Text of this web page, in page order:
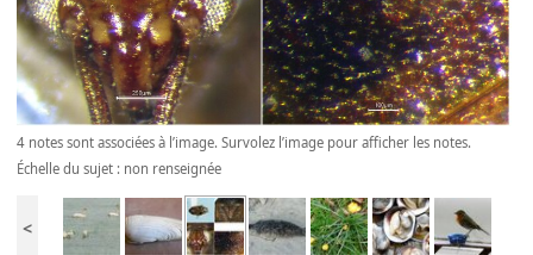
4 notes sont associées à l’image. Survolez l’image pour afficher les notes.
Échelle du sujet : non renseignée
<